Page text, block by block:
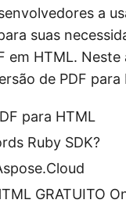
a
suas
em HTML.
de PDF para
para HTML
Ruby SDK?
GRATUITO